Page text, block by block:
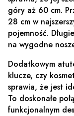
góry aż 60 cm.
28 cm w
pojemność.
na wygodne
Dodatkowym
klucze, czy
sprawia, że jest
To doskonałe
funkcjonalnym